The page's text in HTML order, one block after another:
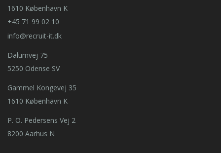
1610 København K
+45 71 99 02 10
info@recruit-it.dk
Dalumvej 75
5250 Odense SV
Gammel Kongevej 35
1610 København K
P. O. Pedersens Vej 2
8200 Aarhus N